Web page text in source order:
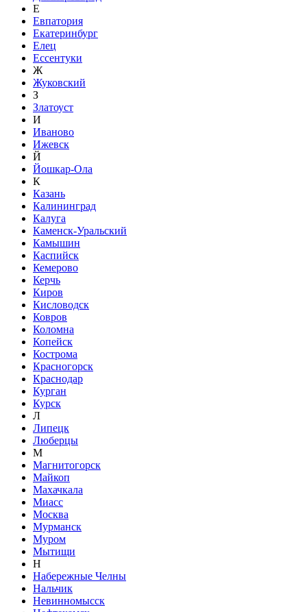
Е
Евпатория
Екатеринбург
Елец
Ессентуки
Ж
Жуковский
З
Златоуст
И
Иваново
Ижевск
Й
Йошкар-Ола
К
Казань
Калининград
Калуга
Каменск-Уральский
Камышин
Каспийск
Кемерово
Керчь
Киров
Кисловодск
Ковров
Коломна
Копейск
Кострома
Красногорск
Краснодар
Курган
Курск
Л
Липецк
Люберцы
М
Магнитогорск
Майкоп
Махачкала
Миасс
Москва
Мурманск
Муром
Мытищи
Н
Набережные Челны
Нальчик
Невинномысск